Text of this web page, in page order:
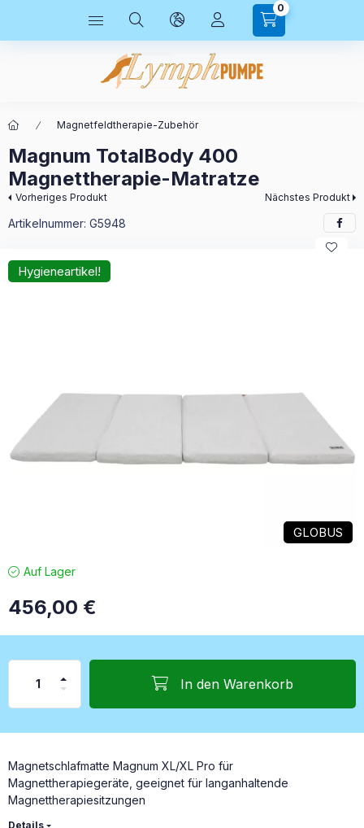
0
Magnetfeldtherapie-Zubehör
Magnum TotalBody 400
Magnettherapie-Matratze
Vorheriges Produkt Nächstes Produkt
Artikelnummer: G5948
Hygieneartikel!
GLOBUS
Auf Lager
456,00 €
In den Warenkorb
Magnetschlafmatte Magnum XL/XL Pro für
Magnettherapiegeräte, geeignet für langanhaltende
Magnettherapiesitzungen
Details